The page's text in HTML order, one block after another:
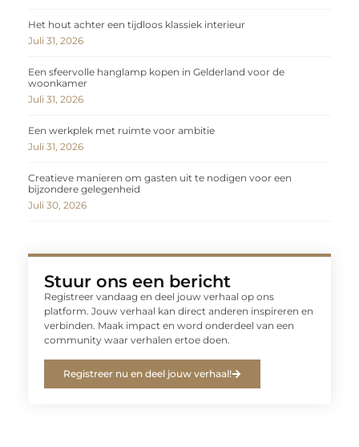
Het hout achter een tijdloos klassiek interieur
Juli 31, 2026
Een sfeervolle hanglamp kopen in Gelderland voor de
woonkamer
Juli 31, 2026
Een werkplek met ruimte voor ambitie
Juli 31, 2026
Creatieve manieren om gasten uit te nodigen voor een
bijzondere gelegenheid
Juli 30, 2026
Stuur ons een bericht
Registreer vandaag en deel jouw verhaal op ons
platform. Jouw verhaal kan direct anderen inspireren en
verbinden. Maak impact en word onderdeel van een
community waar verhalen ertoe doen.
Registreer nu en deel jouw verhaal!